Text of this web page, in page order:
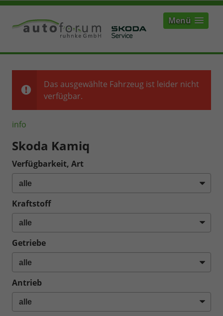
Menü
Das ausgewählte Fahrzeug ist leider nicht
verfügbar.
info
Skoda Kamiq
Verfügbarkeit, Art
Kraftstoff
Getriebe
Antrieb